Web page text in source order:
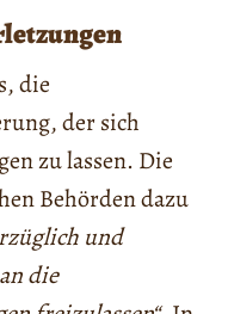
die
der sich
zu lassen. Die
Behörden dazu
und
die